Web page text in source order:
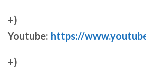
+)
Youtube: https://
+)